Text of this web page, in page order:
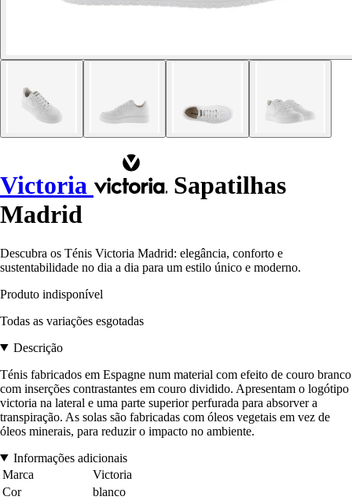
Victoria
Sapatilhas
Madrid
Descubra os Ténis Victoria Madrid: elegância, conforto e
sustentabilidade no dia a dia para um estilo único e moderno.
Produto indisponível
Todas as variações esgotadas
Descrição
Ténis fabricados em Espagne num material com efeito de couro branco
com inserções contrastantes em couro dividido. Apresentam o logótipo
victoria na lateral e uma parte superior perfurada para absorver a
transpiração. As solas são fabricadas com óleos vegetais em vez de
óleos minerais, para reduzir o impacto no ambiente.
Informações adicionais
Marca
Victoria
Cor
blanco